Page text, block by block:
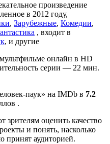
произведение
в 2012 году,
, Зарубежные, Комедии,
, входит в
, и другие
онлайн в HD
серии — 22 мин.
паук» на IMDb в 7.2
.
оценить качество
и понять, насколько
принят аудиторией.